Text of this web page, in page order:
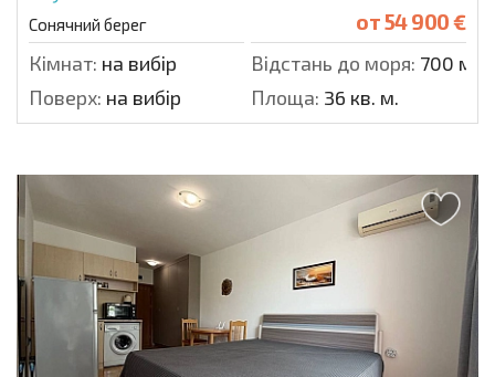
Сонячний берег от54 900 €
Кімнат: на вибір Відстань до моря: 700 м.
Поверх: на вибір Площа: 36 кв. м.